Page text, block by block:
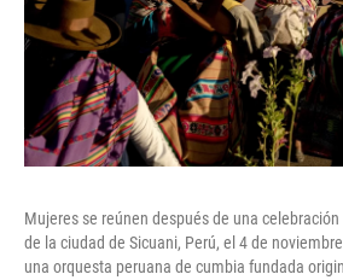
Mujeres se reúnen después de una
de la ciudad de Sicuani, Perú, el 4 de
una orquesta peruana de cumbia fundada